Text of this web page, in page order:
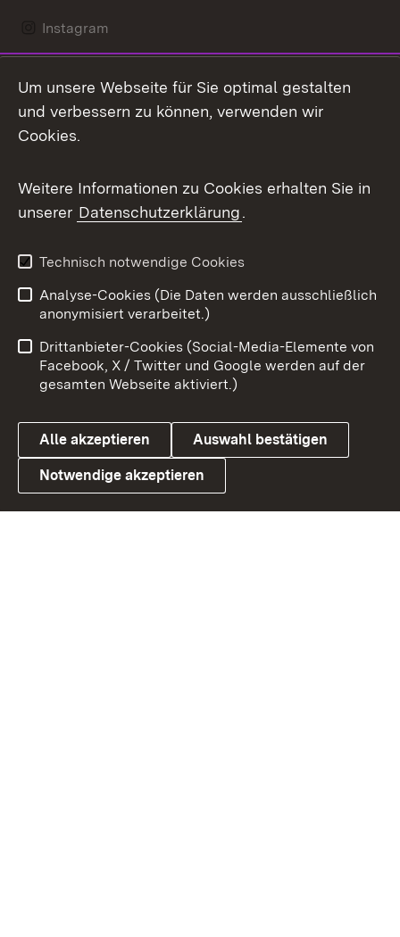
Instagram
Mastodon
Messenger
Social Wall
X / Twitter
Youtube
Link zum Landesportal
Benutzungshinweise
Barrierefreiheit
Datenschutz
Cookies
Um unsere Webseite für Sie optimal gestalten
und verbessern zu können, verwenden wir
Cookies.
Weitere Informationen zu Cookies erhalten Sie in
unserer Datenschutzerklärung.
Technisch notwendige Cookies
Analyse-Cookies (Die Daten werden ausschließlich
anonymisiert verarbeitet.)
Drittanbieter-Cookies (Social-Media-Elemente von
Facebook, X / Twitter und Google werden auf der
gesamten Webseite aktiviert.)
Alle akzeptieren Auswahl bestätigen
Notwendige akzeptieren